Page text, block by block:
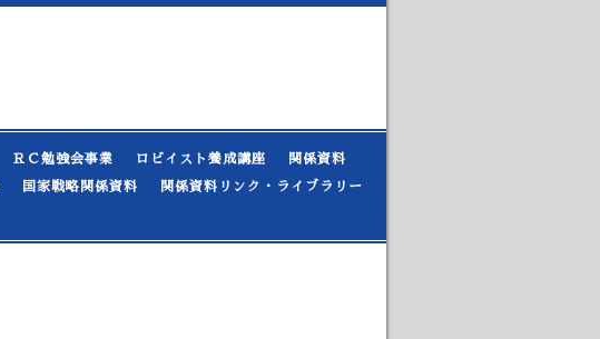
ＲＣ勉強会事業 ロビイスト養成講座 関係資料
国家戦略関係資料 関係資料リンク・ライブラリー